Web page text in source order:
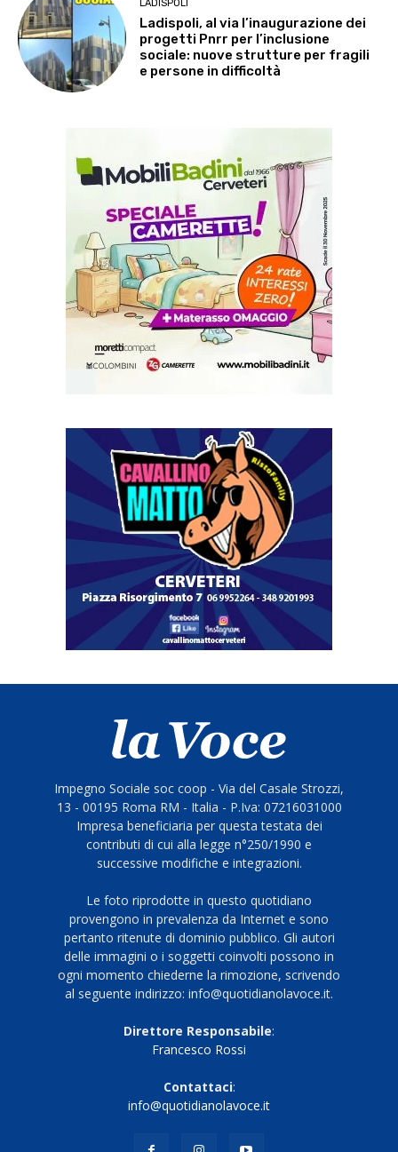
LADISPOLI
Ladispoli, al via l’inaugurazione dei
progetti Pnrr per l’inclusione
sociale: nuove strutture per fragili
e persone in difficoltà
Impegno Sociale soc coop - Via del Casale Strozzi,
13 - 00195 Roma RM - Italia - P.Iva: 07216031000
Impresa beneficiaria per questa testata dei
contributi di cui alla legge n°250/1990 e
successive modifiche e integrazioni.
Le foto riprodotte in questo quotidiano
provengono in prevalenza da Internet e sono
pertanto ritenute di dominio pubblico. Gli autori
delle immagini o i soggetti coinvolti possono in
ogni momento chiederne la rimozione, scrivendo
al seguente indirizzo: info@quotidianolavoce.it.
Direttore Responsabile:
Francesco Rossi
Contattaci:
info@quotidianolavoce.it